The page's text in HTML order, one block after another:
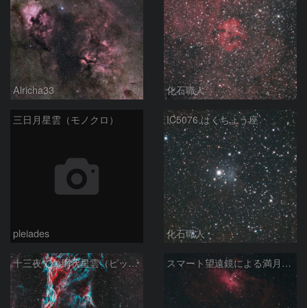
Alricha33 化石職人
三日月星雲（モノクロ）
pleiades
IC5076 はくちょう座
化石職人
十三夜での網状星雲（ピッカリングの三角） スマート望遠鏡による満月下の星雲（M16,NGC6960）